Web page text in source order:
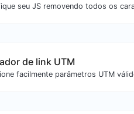
de link UTM